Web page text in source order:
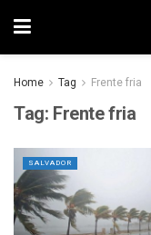
Home Tag Frente fria
Tag: Frente fria
SALVADOR